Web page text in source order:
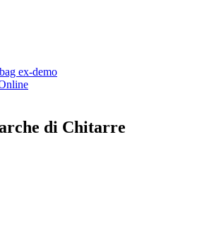
ex-demo
di Chitarre